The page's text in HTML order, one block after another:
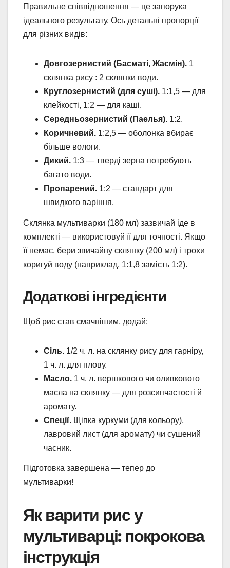
Правильне співвідношення — це запорука
ідеального результату. Ось детальні пропорції
для різних видів:
Довгозернистий (Басматі, Жасмін). 1
склянка рису : 2 склянки води.
Круглозернистий (для суші). 1:1,5 — для
клейкості, 1:2 — для каші.
Середньозернистий (Паелья). 1:2.
Коричневий. 1:2,5 — оболонка вбирає
більше вологи.
Дикий. 1:3 — тверді зерна потребують
багато води.
Пропарений. 1:2 — стандарт для
швидкого варіння.
Склянка мультиварки (180 мл) зазвичай іде в
комплекті — використовуй її для точності. Якщо
її немає, бери звичайну склянку (200 мл) і трохи
коригуй воду (наприклад, 1:1,8 замість 1:2).
Додаткові інгредієнти
Щоб рис став смачнішим, додай:
Сіль. 1/2 ч. л. на склянку рису для гарніру,
1 ч. л. для плову.
Масло. 1 ч. л. вершкового чи оливкового
масла на склянку — для розсипчастості й
аромату.
Спеції. Щіпка куркуми (для кольору),
лавровий лист (для аромату) чи сушений
часник.
Підготовка завершена — тепер до
мультиварки!
Як варити рис у
мультиварці: покрокова
інструкція